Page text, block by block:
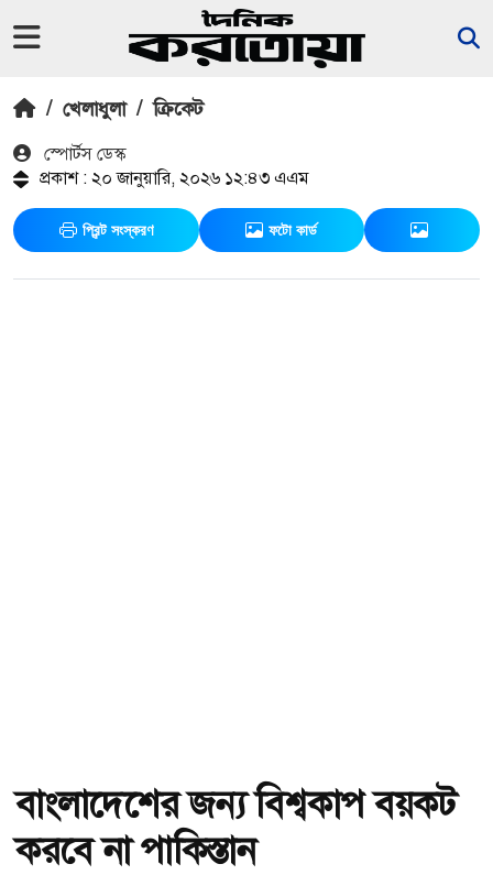
/ খেলাধুলা / ক্রিকেট
স্পোর্টস ডেস্ক
প্রকাশ : ২০ জানুয়ারি, ২০২৬ ১২:৪৩ এএম
প্রিন্ট সংস্করণ ফটো কার্ড
বাংলাদেশের জন্য বিশ্বকাপ বয়কট
করবে না পাকিস্তান